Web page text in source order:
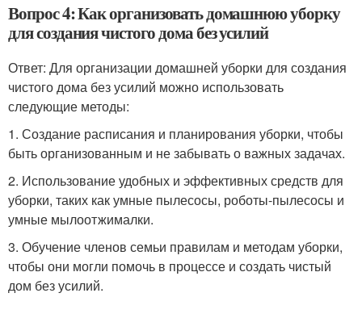
Вопрос 4: Как организовать домашнюю уборку
для создания чистого дома без усилий
Ответ: Для организации домашней уборки для создания
чистого дома без усилий можно использовать
следующие методы:
1. Создание расписания и планирования уборки, чтобы
быть организованным и не забывать о важных задачах.
2. Использование удобных и эффективных средств для
уборки, таких как умные пылесосы, роботы-пылесосы и
умные мылоотжималки.
3. Обучение членов семьи правилам и методам уборки,
чтобы они могли помочь в процессе и создать чистый
дом без усилий.